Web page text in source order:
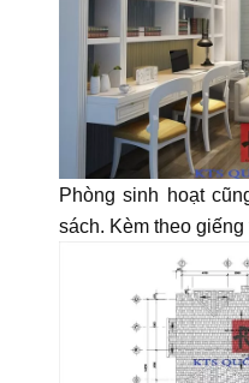
Phòng sinh hoạt
sách. Kèm theo